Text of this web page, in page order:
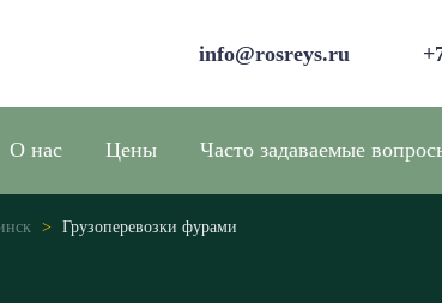
info@rosreys.ru
О нас Цены Часто задаваемые
> Грузоперевозки фурами